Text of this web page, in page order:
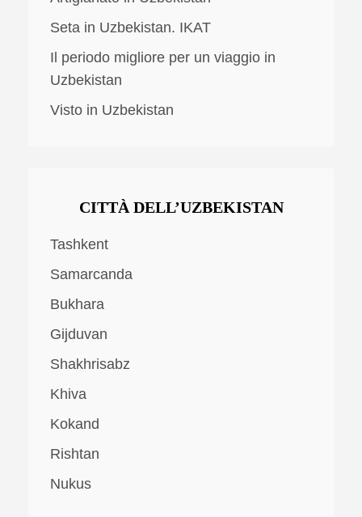
Seta in Uzbekistan. IKAT
Il periodo migliore per un viaggio in
Uzbekistan
Visto in Uzbekistan
CITTÀ DELL’UZBEKISTAN
Tashkent
Samarcanda
Bukhara
Gijduvan
Shakhrisabz
Khiva
Kokand
Rishtan
Nukus